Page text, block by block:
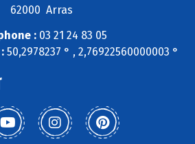
62000 Arras
: 03 21 24 83 05
50,2978237 ° , 2,76922560000003 °